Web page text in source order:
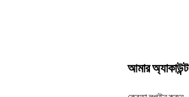
আমার অ্যাকাউন্ট